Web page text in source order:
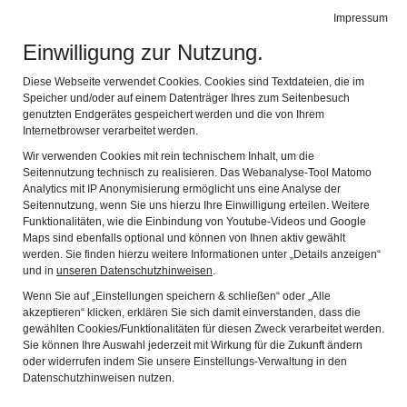
Impressum
Einwilligung zur Nutzung.
Diese Webseite verwendet Cookies. Cookies sind Textdateien, die im
Speicher und/oder auf einem Datenträger Ihres zum Seitenbesuch
genutzten Endgerätes gespeichert werden und die von Ihrem
Internetbrowser verarbeitet werden.
Wir verwenden Cookies mit rein technischem Inhalt, um die
Seitennutzung technisch zu realisieren. Das Webanalyse-Tool Matomo
Analytics mit IP Anonymisierung ermöglicht uns eine Analyse der
Seitennutzung, wenn Sie uns hierzu Ihre Einwilligung erteilen. Weitere
Funktionalitäten, wie die Einbindung von Youtube-Videos und Google
Maps sind ebenfalls optional und können von Ihnen aktiv gewählt
werden. Sie finden hierzu weitere Informationen unter „Details anzeigen“
und in unseren Datenschutzhinweisen.
Wenn Sie auf „Einstellungen speichern & schließen“ oder „Alle
akzeptieren“ klicken, erklären Sie sich damit einverstanden, dass die
gewählten Cookies/Funktionalitäten für diesen Zweck verarbeitet werden.
Sie können Ihre Auswahl jederzeit mit Wirkung für die Zukunft ändern
oder widerrufen indem Sie unsere Einstellungs-Verwaltung in den
Datenschutzhinweisen nutzen.
Sonderausstellung "Zeiten-
Wechsel"
1970er-Jahre
Die Kinder spielten in den 70er-Jahren nach wie vor sehr
viel draußen. Überall wohnten viele Kinder und so traf
man sich auf der Straße und in den Höfen. Es wurde der
Fußball gekickt, mit Bonanza-Rädern gefahren, auf Bäume
geklettert, Verstecken und Fangen, Gummitwist und
Hüpfkästchen gespielt.
Spielzeug wie Puppen, Teddybären und Eisenbahnen
waren ebenfalls stets aktuell – einige beliebte